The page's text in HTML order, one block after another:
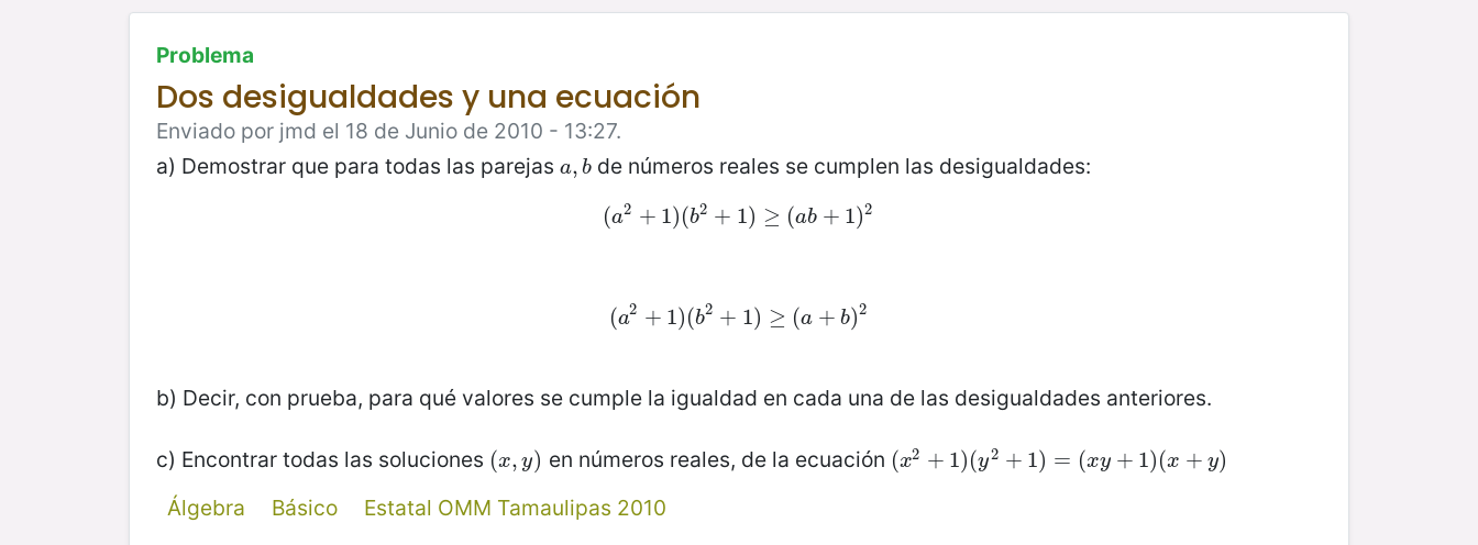
Problema
Dos desigualdades y una ecuación
Enviado por jmd el 18 de Junio de 2010 - 13:27.
a) Demostrar que para todas las parejas a, b
a,b de números reales se cumplen las desigualdades:
(a2 + 1)(b2 + 1) ≥ (ab + 1)2
( a2 +1)(b 2+1) ≥( ab+ 1)2
(a2 + 1)(b2 + 1) ≥ (a + b)2
( a2 +1)(b 2+1) ≥( a+b)2
b) Decir, con prueba, para qué valores se cumple la igualdad en cada una de las desigualdades anteriores.
c) Encontrar todas las soluciones (x, y)
(x,y) en números reales, de la ecuación (x2 + 1)(y2 + 1) = (xy + 1)(x + y)
(x2 +1 )(y2+ 1)=(x y+ 1)(x +y)
Álgebra
Básico Estatal OMM Tamaulipas 2010